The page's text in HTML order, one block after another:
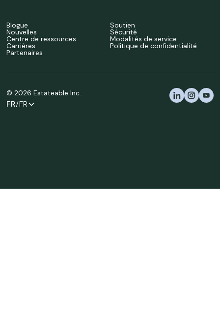
Blogue
Nouvelles
Centre de ressources
Carrières
Partenaires
Soutien
Sécurité
Modalités de service
Politique de confidentialité
©2026 Estateable Inc.
FR/FR